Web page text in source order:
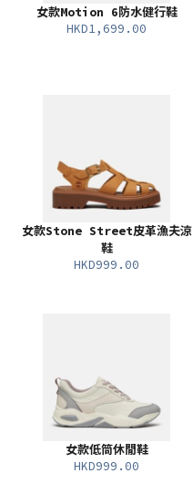
女款Motion 6防水健行鞋
HKD1,699.00
女款Stone Street皮革漁夫涼
鞋
HKD999.00
女款低筒休閒鞋
HKD999.00